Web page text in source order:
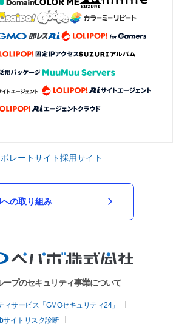
レートサイト採用サイト
の取り組み
プのセキュリティ事業について
サービス「GMOセキュリティ24」
サイトリスク診断